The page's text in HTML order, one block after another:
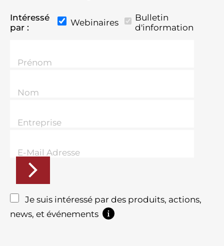
Intéressé
par :
Webinaires
Bulletin
d'information
Je suis intéressé par des produits, actions,
news, et événements